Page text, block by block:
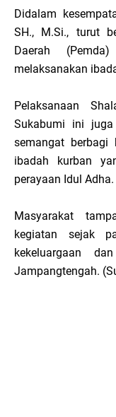
Didalam
SH., M.Si., turut
Daerah
melaksanakan
Pelaksanaan
Sukabumi ini
semangat berbagi
ibadah kurban
perayaan Idul Adha.
Masyarakat
kegiatan sejak
kekeluargaan
Jampangtengah.